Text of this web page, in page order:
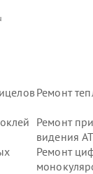
Ремонт
Ремонт
видения
Ремонт